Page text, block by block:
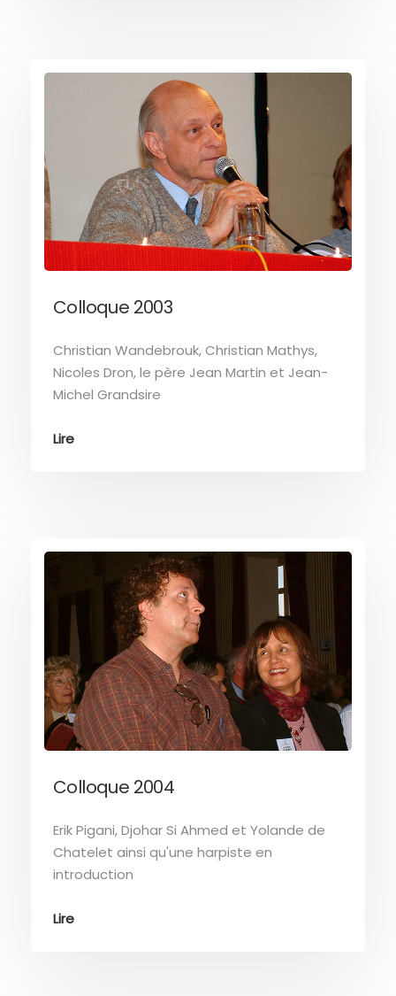
Colloque 2003
Christian Wandebrouk, Christian Mathys,
Nicoles Dron, le père Jean Martin et Jean-
Michel Grandsire
Lire
Colloque 2004
Erik Pigani, Djohar Si Ahmed et Yolande de
Chatelet ainsi qu'une harpiste en
introduction
Lire